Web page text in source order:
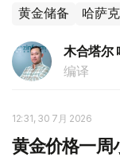
黄金储备 哈萨
木合塔尔
编译
12:31, 30 7月 2026
黄金价格一周